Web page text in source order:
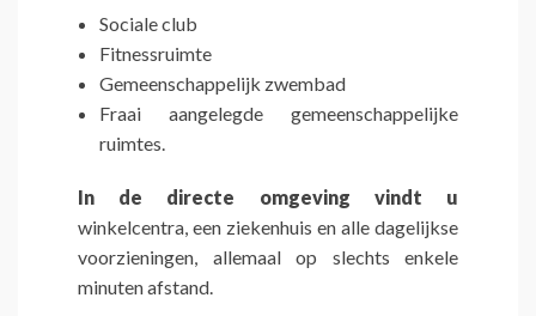
Sociale club
Fitnessruimte
Gemeenschappelijk zwembad
Fraai aangelegde gemeenschappelijke
ruimtes.
In de directe omgeving vindt u
winkelcentra, een ziekenhuis en alle dagelijkse
voorzieningen, allemaal op slechts enkele
minuten afstand.